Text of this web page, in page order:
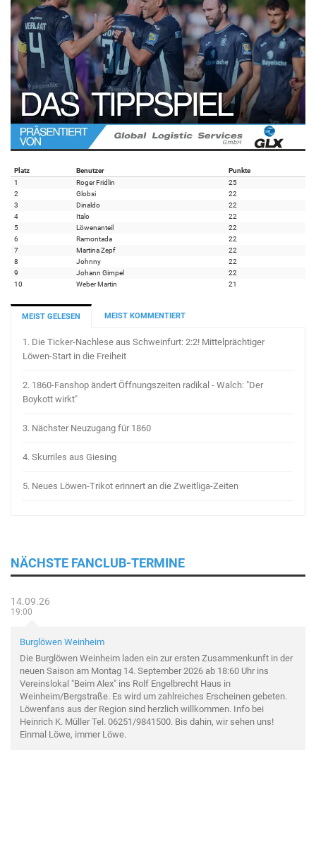
Platz Benutzer
Punkte
1
Roger Fridlin
25
2
Globsi
22
3
Dinaldo
22
4
Italo
22
5
Löwenanteil
22
6
Ramontada
22
7
Martina Zepf
22
8
Johnny
22
9
Johann Gimpel
22
10
Weber Martin 21
MEIST GELESEN MEIST KOMMENTIERT
1. Die Ticker-Nachlese aus Schweinfurt: 2:2! Mittelprächtiger
Löwen-Start in die Freiheit
2. 1860-Fanshop ändert Öffnungszeiten radikal - Walch: "Der
Boykott wirkt"
3. Nächster Neuzugang für 1860
4. Skurriles aus Giesing
5. Neues Löwen-Trikot erinnert an die Zweitliga-Zeiten
NÄCHSTE FANCLUB-TERMINE
14.09.26
19:00
Burglöwen Weinheim
Die Burglöwen Weinheim laden ein zur ersten Zusammenkunft in der
neuen Saison am Montag 14. September 2026 ab 18:60 Uhr ins
Vereinslokal "Beim Alex" ins Rolf Engelbrecht Haus in
Weinheim/Bergstraße. Es wird um zahlreiches Erscheinen gebeten.
Löwenfans aus der Region sind herzlich willkommen. Info bei
Heinrich K. Müller Tel. 06251/9841500. Bis dahin, wir sehen uns!
Einmal Löwe, immer Löwe.